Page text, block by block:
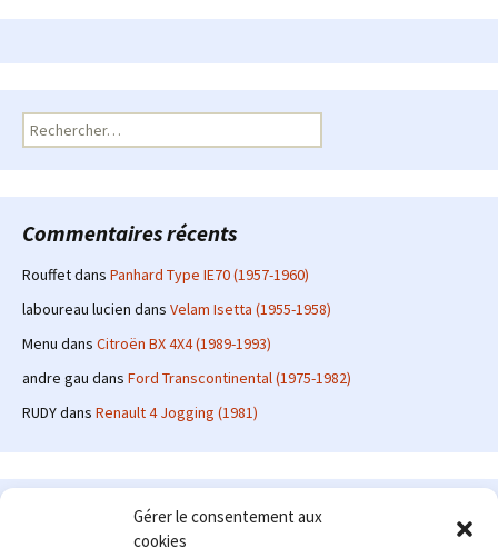
Gérer le consentement aux
cookies
Rechercher :
Commentaires récents
Rouffetdans Panhard Type IE70 (1957-1960)
laboureau lucien dans Velam Isetta (1955-1958)
Menu dans Citroën BX 4X4 (1989-1993)
andre gau dans Ford Transcontinental (1975-1982)
RUDYdans Renault 4 Jogging (1981)
Le site en quelques mots
: passionné d'automobile ancienne depuis de